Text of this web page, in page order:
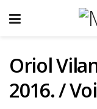
Oriol
2016. /